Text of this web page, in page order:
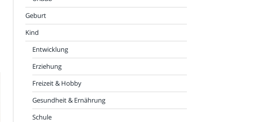
Geburt
Kind
Entwicklung
Erziehung
Freizeit & Hobby
Gesundheit & Ernährung
Schule